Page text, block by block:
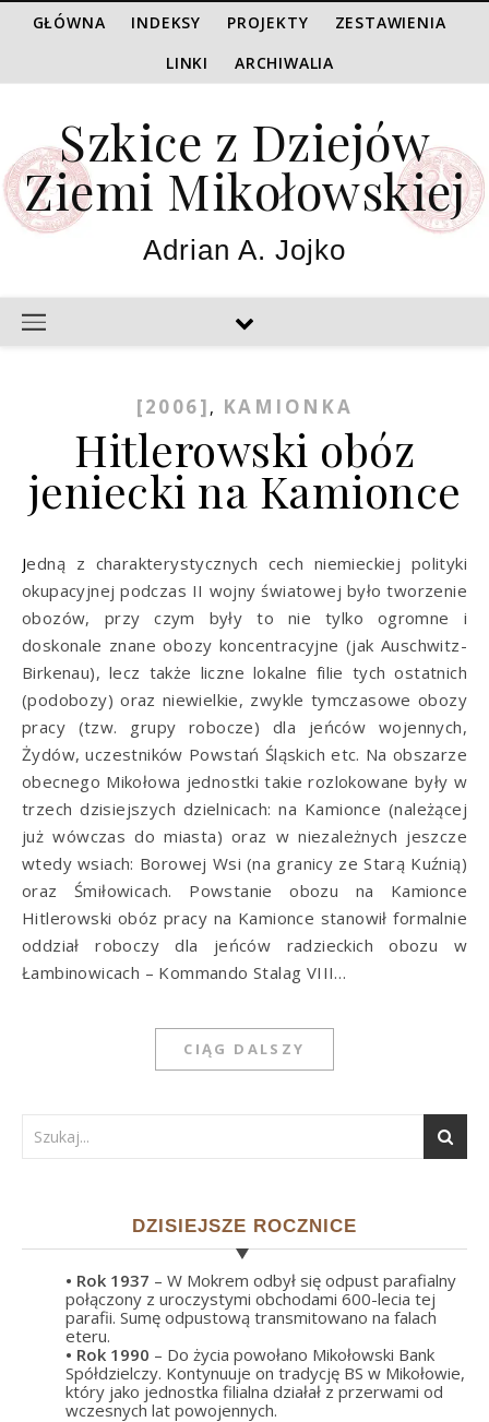
GŁÓWNA INDEKSY PROJEKTY
ZESTAWIENIA
LINKI
ARCHIWALIA
Szkice z Dziejów
Ziemi Mikołowskiej
Adrian A. Jojko
[2006] , KAMIONKA
Hitlerowski obóz
jeniecki na Kamionce
Jedną z charakterystycznych cech niemieckiej polityki
okupacyjnej podczas II wojny światowej było tworzenie
obozów, przy czym były to nie tylko ogromne i
doskonale znane obozy koncentracyjne (jak Auschwitz-
Birkenau), lecz także liczne lokalne filie tych ostatnich
(podobozy) oraz niewielkie, zwykle tymczasowe obozy
pracy (tzw. grupy robocze) dla jeńców wojennych,
Żydów, uczestników Powstań Śląskich etc. Na obszarze
obecnego Mikołowa jednostki takie rozlokowane były w
trzech dzisiejszych dzielnicach: na Kamionce (należącej
już wówczas do miasta) oraz w niezależnych jeszcze
wtedy wsiach: Borowej Wsi (na granicy ze Starą Kuźnią)
oraz Śmiłowicach. Powstanie obozu na Kamionce
Hitlerowski obóz pracy na Kamionce stanowił formalnie
oddział roboczy dla jeńców radzieckich obozu w
Łambinowicach – Kommando Stalag VIII…
CIĄG DALSZY
DZISIEJSZE ROCZNICE
• Rok 1937 – W Mokrem odbył się odpust parafialny
połączony z uroczystymi obchodami 600-lecia tej
parafii. Sumę odpustową transmitowano na falach
eteru.
• Rok 1990 – Do życia powołano Mikołowski Bank
Spółdzielczy. Kontynuuje on tradycję BS w Mikołowie,
który jako jednostka filialna działał z przerwami od
wczesnych lat powojennych.